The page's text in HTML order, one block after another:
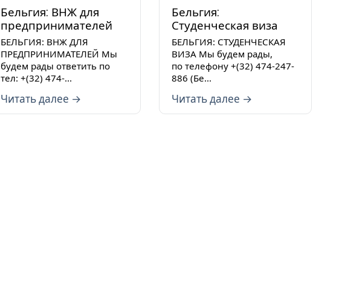
Бельгия: ВНЖ для
предпринимателей
БЕЛЬГИЯ: ВНЖ ДЛЯ
ПРЕДПРИНИМАТЕЛЕЙ Мы
будем рады ответить по
тел: +(32) 474-...
Читать далее →
Бельгия:
Студенческая виза
БЕЛЬГИЯ: СТУДЕНЧЕСКАЯ
ВИЗА Мы будем рады,
по телефону +(32) 474-247-
886 (Бе...
Читать далее →